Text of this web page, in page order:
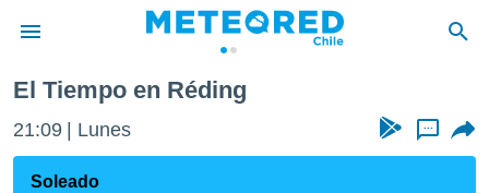
de
por
El Tiempo en Réding
21:09 Lunes ...
Soleado